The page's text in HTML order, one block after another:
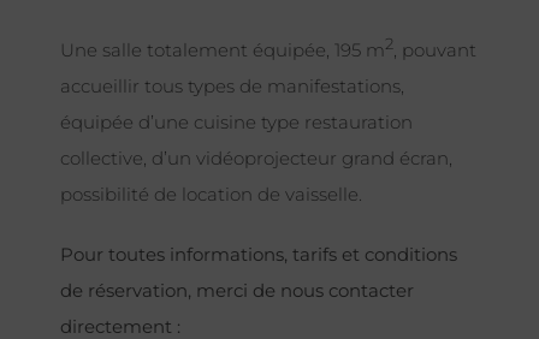
Une salle totalement équipée, 195 m2 , pouvant
accueillir tous types de manifestations,
équipée d’une cuisine type restauration
collective, d’un vidéoprojecteur grand écran,
possibilité de location de vaisselle.
Pour toutes informations, tarifs et conditions
de réservation, merci de nous contacter
directement :